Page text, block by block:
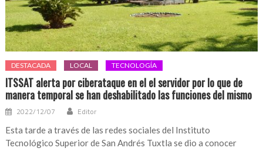
DESTACADA LOCAL TECNOLOGÍA
ITSSAT alerta por ciberataque en el el servidor por lo que de
manera temporal se han deshabilitado las funciones del mismo
2022/12/07 Editor
Esta tarde a través de las redes sociales del Instituto
Tecnológico Superior de San Andrés Tuxtla se dio a conocer